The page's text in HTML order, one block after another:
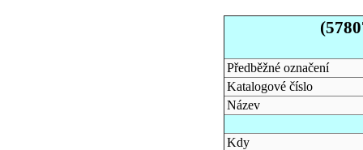
Předběžné označení
Katalogové číslo
Název
Kdy